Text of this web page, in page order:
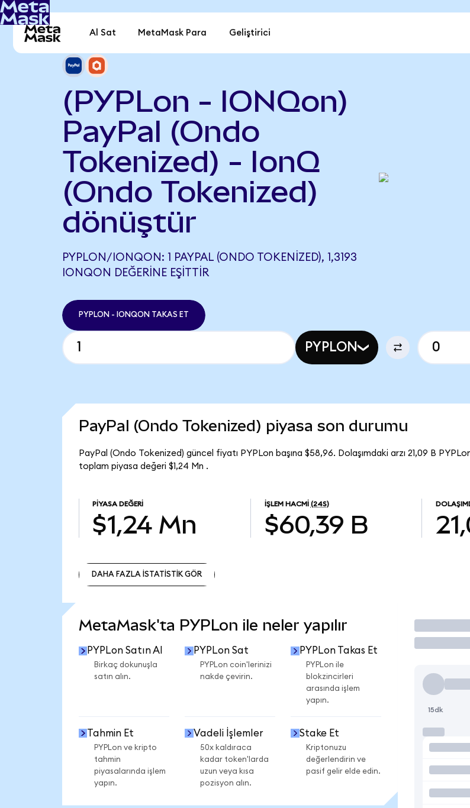
Al Sat MetaMask Para Geliştirici
(PYPLon - IONQon)
PayPal (Ondo
Tokenized) - IonQ
(Ondo Tokenized)
dönüştür
PYPLON/IONQON: 1 PAYPAL (ONDO TOKENIZED), 1,3193
IONQON DEĞERINE EŞITTIR
PYPLON - IONQON TAKAS ET
PYPLON
PayPal (Ondo Tokenized) piyasa son durumu
PayPal (Ondo Tokenized) güncel fiyatı PYPLon başına $58,96. Dolaşımdaki arzı 21,09 B
toplam piyasa değeri $1,24 Mn .
PIYASA DEĞERI
$1,24 Mn
İŞLEM HACMI (24S)
$60,39 B
DAHA FAZLA İSTATİSTİK GÖR
MetaMask'ta PYPLon ile neler yapılır
PYPLon Satın Al
Birkaç dokunuşla
satın alın.
PYPLon Sat
PYPLon coin'lerinizi
nakde çevirin.
PYPLon Takas Et
PYPLon ile
blokzincirleri
arasında işlem
yapın.
Tahmin Et
PYPLon ve kripto
tahmin
piyasalarında işlem
yapın.
Vadeli İşlemler
50x kaldıraca
kadar token'larda
uzun veya kısa
pozisyon alın.
Stake Et
Kriptonuzu
değerlendirin ve
pasif gelir elde edin.
İşlem
15dk